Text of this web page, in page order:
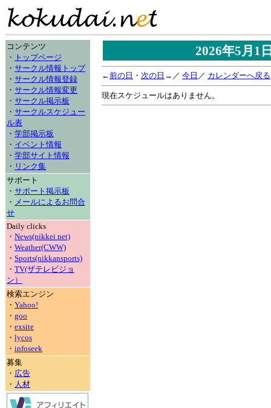
コンテンツ
・ トップページ
・ サークル情報トップ
・ サークル情報登録
・ サークル情報変更
・ サークル掲示板
・ サークルスケジュー
ル表
・ 学部掲示板
・ イベント情報
・ 学部サイト情報
・ リンク集
サポート
・ サポート掲示板
・ メールによるお問合
せ
Daily clicks
・ News(nikkei net)
・ Weather(CWW)
・ Sports(nikkansports)
・ TV(ザテレビジョ
ン）
検索エンジン
・ Yahoo!
・ goo
・ exsite
・ lycos
・ infoseek
募集
・ 広告
・ 人材
2026年5月
←前の日 ・ 次の日 →／ 今日 ／ カレンダーへ戻る
現在スケジュールはありません。